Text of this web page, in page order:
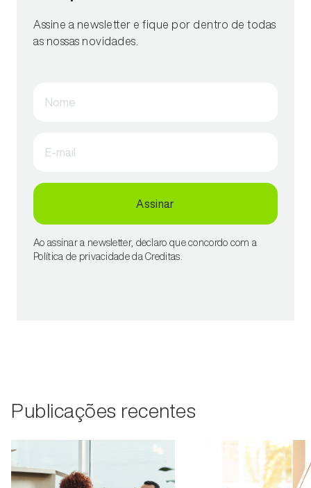
Assine a newsletter e fique por dentro de todas
as nossas novidades.
Nome
E-mail
Assinar
Ao assinar a newsletter, declaro que concordo com a
Política de privacidade da Creditas.
Publicações recentes